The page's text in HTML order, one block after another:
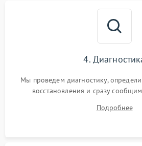
4.
Мы проведем диагностику,
восстановления и сразу
Подробнее